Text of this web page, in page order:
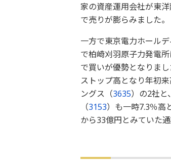
家の資産運用会社が東
で売りが膨らみました。
一方で東京電力ホール
で柏崎刈羽原子力発電
で買いが優勢となりま
ストップ高となり年初
ングス（3635）の2社と
（3153）も一時7.3％高
から33億円とみていた